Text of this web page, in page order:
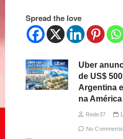
Spread the love
Uber
de US$
Argentina
na
Rede37
No Comments